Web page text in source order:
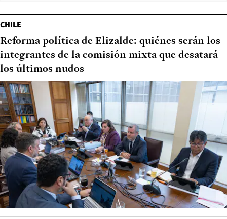
CHILE
Reforma política de Elizalde: quiénes serán los
integrantes de la comisión mixta que desatará
los últimos nudos